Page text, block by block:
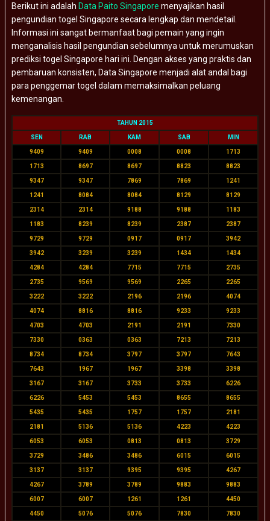
Berikut ini adalah Data Paito Singapore menyajikan hasil
pengundian togel Singapore secara lengkap dan mendetail.
Informasi ini sangat bermanfaat bagi pemain yang ingin
menganalisis hasil pengundian sebelumnya untuk merumuskan
prediksi togel Singapore hari ini. Dengan akses yang praktis dan
pembaruan konsisten, Data Singapore menjadi alat andal bagi
para penggemar togel dalam memaksimalkan peluang
kemenangan.
TAHUN 2015
SEN RAB KAM SAB MIN
9409 9409 0008 0008 1713
1713 8697 8697 8823 8823
9347 9347 7869 7869 1241
1241 8084 8084 8129 8129
2314 2314 9188 9188 1183
1183 8239 8239 2387 2387
9729 9729 0917 0917 3942
3942 3239 3239 1434 1434
4284 4284 7715 7715 2735
2735 9569 9569 2265 2265
3222 3222 2196 2196 4074
4074 8816 8816 9233 9233
4703 4703 2191 2191 7330
7330 0363 0363 7213 7213
8734 8734 3797 3797 7643
7643 1967 1967 3398 3398
3167 3167 3733 3733 6226
6226 5453 5453 8655 8655
5435 5435 1757 1757 2181
2181 5136 5136 4223 4223
6053 6053 0813 0813 3729
3729 3486 3486 6015 6015
3137 3137 9395 9395 4267
4267 3789 3789 9883 9883
6007 6007 1261 1261 4450
4450 5076 5076 7830 7830